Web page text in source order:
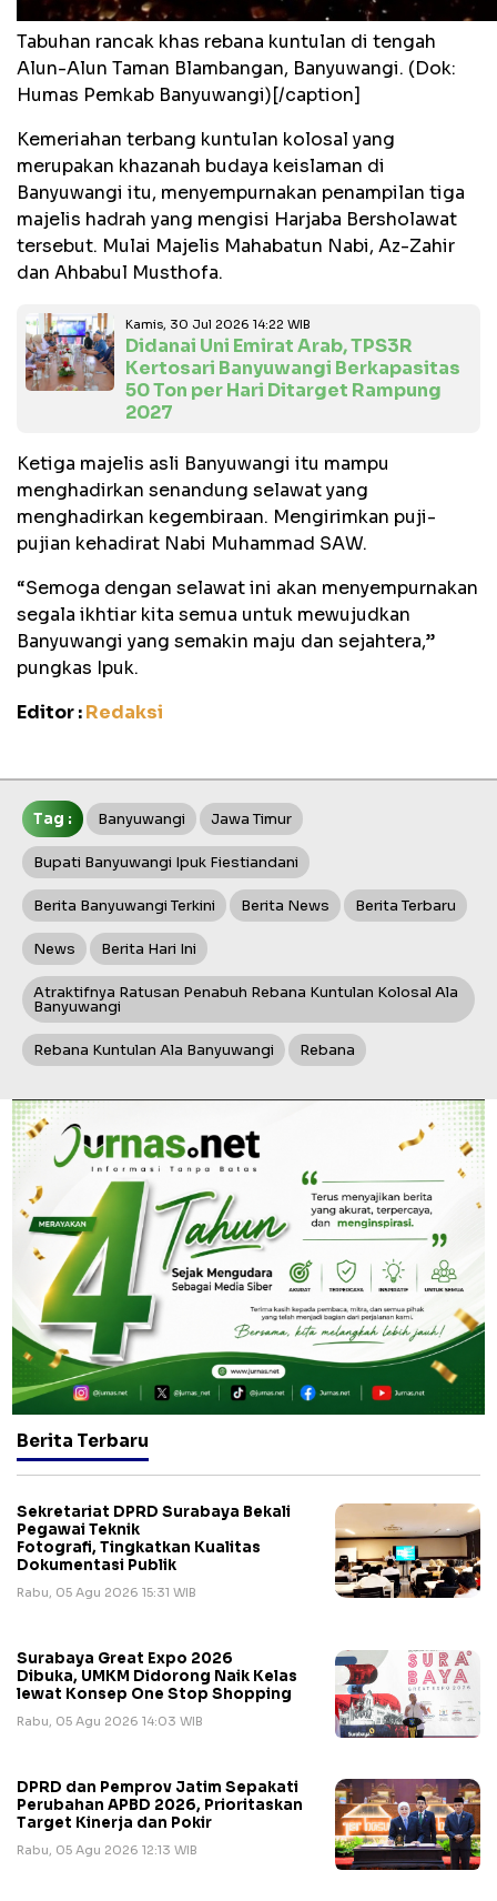
Tabuhan rancak khas rebana kuntulan di tengah
Alun-Alun Taman Blambangan, Banyuwangi. (Dok:
Humas Pemkab Banyuwangi)[/caption]
Kemeriahan terbang kuntulan kolosal yang
merupakan khazanah budaya keislaman di
Banyuwangi itu, menyempurnakan penampilan tiga
majelis hadrah yang mengisi Harjaba Bersholawat
tersebut. Mulai Majelis Mahabatun Nabi, Az-Zahir
dan Ahbabul Musthofa.
Kamis, 30 Jul 2026 14:22 WIB
Didanai Uni Emirat Arab, TPS3R
Kertosari Banyuwangi Berkapasitas
50 Ton per Hari Ditarget Rampung
2027
Ketiga majelis asli Banyuwangi itu mampu
menghadirkan senandung selawat yang
menghadirkan kegembiraan. Mengirimkan puji-
pujian kehadirat Nabi Muhammad SAW.
“Semoga dengan selawat ini akan menyempurnakan
segala ikhtiar kita semua untuk mewujudkan
Banyuwangi yang semakin maju dan sejahtera,”
pungkas Ipuk.
Editor :Redaksi
Tag : Banyuwangi Jawa Timur
Bupati Banyuwangi Ipuk Fiestiandani
Berita Banyuwangi Terkini Berita News Berita Terbaru
News Berita Hari Ini
Atraktifnya Ratusan Penabuh Rebana Kuntulan Kolosal Ala
Banyuwangi
Rebana Kuntulan Ala Banyuwangi Rebana
Berita Terbaru
Sekretariat DPRD Surabaya Bekali
Pegawai Teknik
Fotografi, Tingkatkan Kualitas
Dokumentasi Publik
Rabu, 05 Agu 2026 15:31 WIB
Surabaya Great Expo 2026
Dibuka, UMKM Didorong Naik Kelas
lewat Konsep One Stop Shopping
Rabu, 05 Agu 2026 14:03 WIB
DPRD dan Pemprov Jatim Sepakati
Perubahan APBD 2026, Prioritaskan
Target Kinerja dan Pokir
Rabu, 05 Agu 2026 12:13 WIB